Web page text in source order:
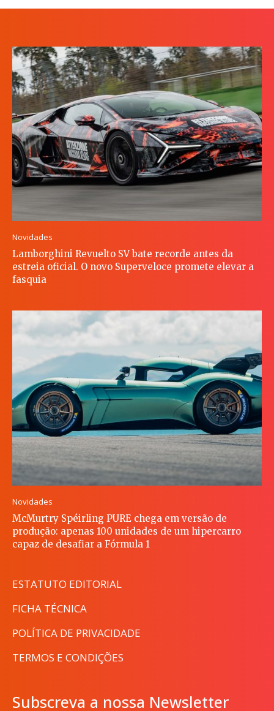
Novidades
Lamborghini Revuelto SV bate recorde antes da
estreia oficial. O novo Superveloce promete elevar a
fasquia
Novidades
McMurtry Spéirling PURE chega em versão de
produção: apenas 100 unidades de um hipercarro
capaz de desafiar a Fórmula 1
ESTATUTO EDITORIAL
FICHA TÉCNICA
POLÍTICA DE PRIVACIDADE
TERMOS E CONDIÇÕES
Subscreva a nossa Newsletter